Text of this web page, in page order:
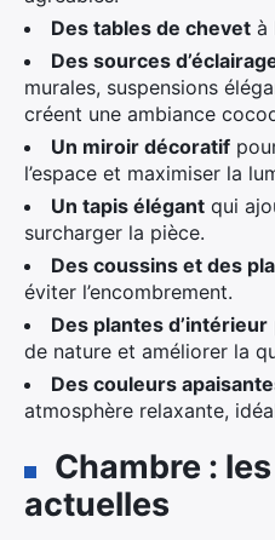
Des tables de chevet à
Des sources
murales, suspensions
créent une ambiance
Un miroir décoratif
l’espace et maximiser la
Un tapis élégant qui
surcharger la pièce.
Des coussins et des
éviter l’encombrement.
Des plantes d’intérieur
de nature et améliorer la
Des couleurs
atmosphère relaxante,
Chambre :
actuelles